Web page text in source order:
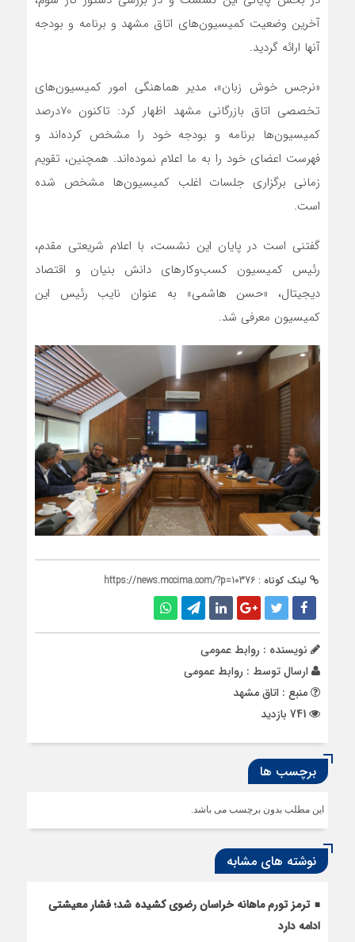
آخرین وضعیت کمیسیون‌های اتاق مشهد و برنامه و بودجه
آنها ارائه گردید.
«نرجس خوش زبان»، مدیر هماهنگی امور کمیسیون‌های
تخصصی اتاق بازرگانی مشهد اظهار کرد: تاکنون 70درصد
کمیسیون‌ها برنامه و بودجه خود را مشخص کرده‌اند و
فهرست اعضای خود را به ما اعلام نموده‌اند. همچنین، تقویم
زمانی برگزاری جلسات اغلب کمیسیون‌ها مشخص شده
است.
گفتنی است در پایان این نشست، با اعلام شریعتی مقدم،
رئیس کمیسیون کسب‌وکارهای دانش بنیان و اقتصاد
دیجیتال، «حسن هاشمی» به عنوان نایب رئیس این
کمیسیون معرفی شد.
لینک کوتاه : https://news.mccima.com/?p=10376
نویسنده : روابط عمومی
ارسال توسط : روابط عمومی
منبع : اتاق مشهد
برچسب ها
این مطلب بدون برچسب می باشد.
نوشته های مشابه
ترمز تورم ماهانه خراسان رضوی کشیده شد؛ فشار معیشتی
ادامه دارد